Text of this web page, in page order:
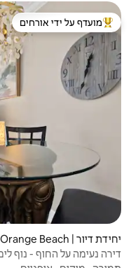
ידי אורחים
דירוג ממוצע של
4.97 (70)
מכל החדרים